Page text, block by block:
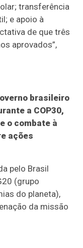
transferência
e apoio à
de que três
aprovados”,
brasileiro
a COP30,
o combate à
ações
pelo Brasil
(grupo
do planeta),
da missão